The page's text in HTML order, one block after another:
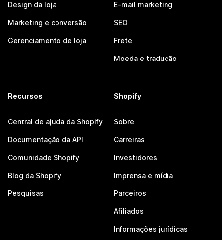
Design da loja
Marketing e conversão
Gerenciamento de loja
E-mail marketing
SEO
Frete
Moeda e tradução
Recursos
Central de ajuda da Shopify
Documentação da API
Comunidade Shopify
Blog da Shopify
Pesquisas
Shopify
Sobre
Carreiras
Investidores
Imprensa e mídia
Parceiros
Afiliados
Informações jurídicas